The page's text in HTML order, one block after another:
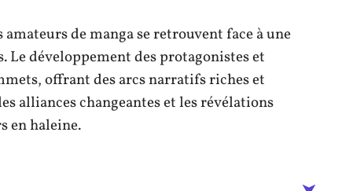
de manga se retrouvent face à une
Le développement des protagonistes et
offrant des arcs narratifs riches et
alliances changeantes et les révélations
en haleine.